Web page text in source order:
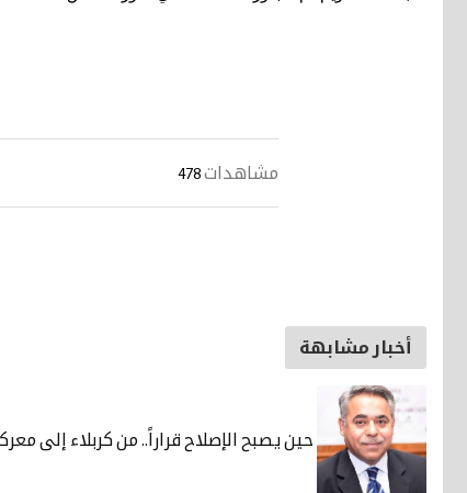
مشاهدات 478
أخبار مشابهة
حين يصبح الإصلاح قراراً.. من كربلاء إلى